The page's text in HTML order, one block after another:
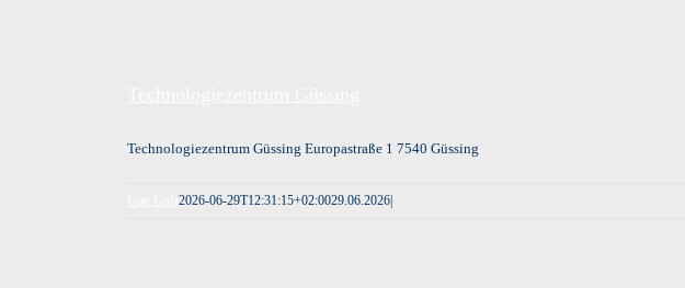
Technologiezentrum Güssing Europastraße 1 7540 Güssing
Ivan Gula2026-06-29T12:31:15+02:0029.06.2026